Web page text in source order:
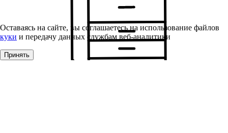
Оставаясь на сайте, вы соглашаетесь на использование файлов
куки и передачу данных службам веб-аналитики
Принять